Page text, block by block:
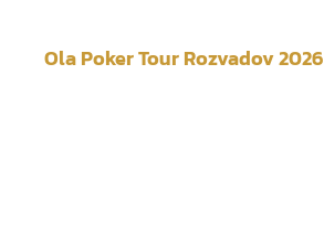
Ola Poker Tour Rozvadov 2026